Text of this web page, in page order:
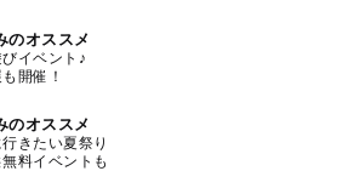
のオススメ
イベント♪
開催！
のオススメ
きたい夏祭り
料イベントも